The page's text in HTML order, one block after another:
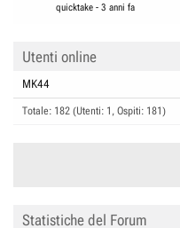
quicktake -3 anni fa
Utenti online
MK44
Totale: 182 (Utenti: 1, Ospiti: 181)
Statistiche del Forum